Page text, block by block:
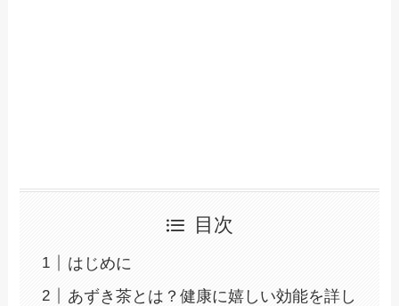
目次
はじめに
あずき茶とは？健康に嬉しい効能を詳し